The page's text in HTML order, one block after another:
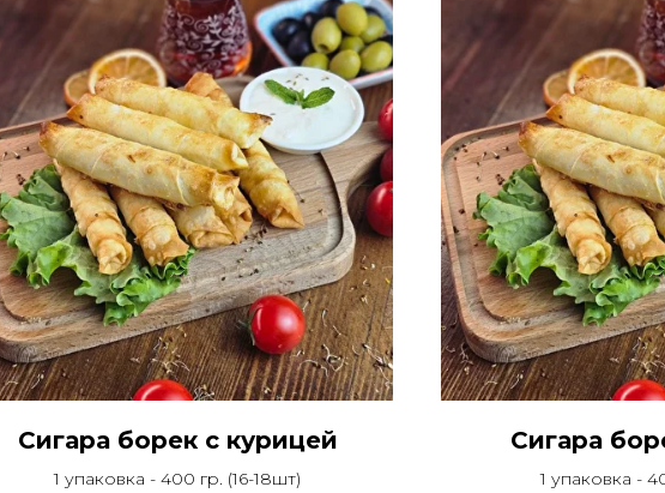
Сигара борек с курицей
1 упаковка - 400 гр. (16-18шт)
Сигара
1 упаковка -